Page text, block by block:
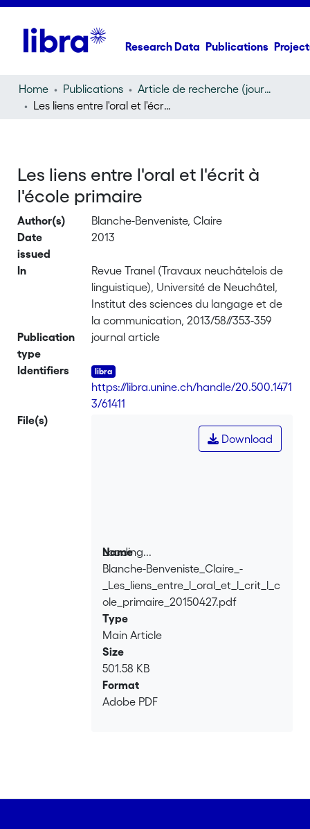
Research Data Publications
Home Publications
Article de recherche (journal article)
Les liens entre l'oral et l'écrit à l'école primaire
Les liens entre l'oral et l'écrit à
l'école primaire
Author(s)
Blanche-Benveniste, Claire
Date
issued
2013
In
Revue Tranel (Travaux neuchâtelois de
linguistique), Université de Neuchâtel,
Institut des sciences du langage et de
la communication, 2013/58//353-359
Publication
type
journal article
Identifiers
https://libra.unine.ch/handle/20.500.1471
3/61411
File(s)
Loading...
Loading...
Download
Name
Blanche-Benveniste_Claire_-
_Les_liens_entre_l_oral_et_l_crit_l_c
ole_primaire_20150427.pdf
Type
Main Article
Size
501.58 KB
Format
Adobe PDF